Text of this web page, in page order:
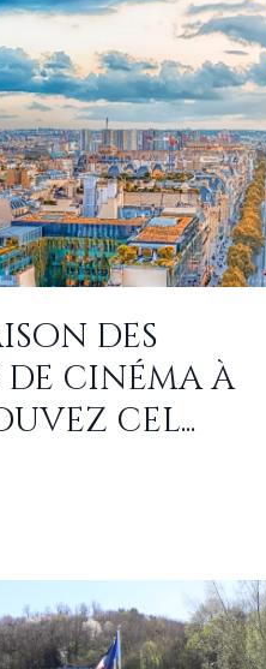
des
cinéma à
cel...